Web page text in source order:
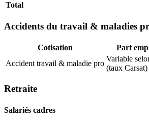
Total
Accidents du travail & maladies
Cotisation Part
Accident travail & maladie pro
Variable
(taux Carsat)
Retraite
Salariés cadres